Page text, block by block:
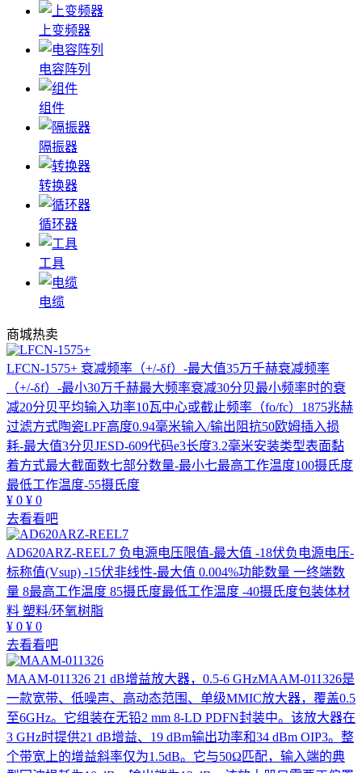
上变频器
电容阵列
组件
隔振器
转换器
循环器
工具
电缆
商城热卖
LFCN-1575+ 衰减频率（+/-δf）-最大值35万千赫衰减频率
（+/-δf）-最小30万千赫最大频率衰减30分贝最小频率时的衰
减20分贝平均输入功率10瓦中心或截止频率（fo/fc）1875兆赫
过滤方式陶瓷LPF高度0.94毫米输入/输出阻抗50欧姆插入损
耗-最大值3分贝JESD-609代码e3长度3.2毫米安装类型表面黏
着方式最大截面数七部分数量-最小七最高工作温度100摄氏度
最低工作温度-55摄氏度
¥ 0 ¥ 0
去看看吧
AD620ARZ-REEL7 负电源电压限值-最大值 -18伏负电源电压-
标称值(Vsup) -15伏非线性-最大值 0.004%功能数量 一终端数
量 8最高工作温度 85摄氏度最低工作温度 -40摄氏度包装体材
料 塑料/环氧树脂
¥ 0 ¥ 0
去看看吧
MAAM-011326 21 dB增益放大器，0.5-6 GHzMAAM-011326是
一款宽带、低噪声、高动态范围、单级MMIC放大器，覆盖0.5
至6GHz。它组装在无铅2 mm 8-LD PDFN封装中。该放大器在
3 GHz时提供21 dB增益、19 dBm输出功率和34 dBm OIP3。整
个带宽上的增益斜率仅为1.5dB。它与50Ω匹配，输入端的典